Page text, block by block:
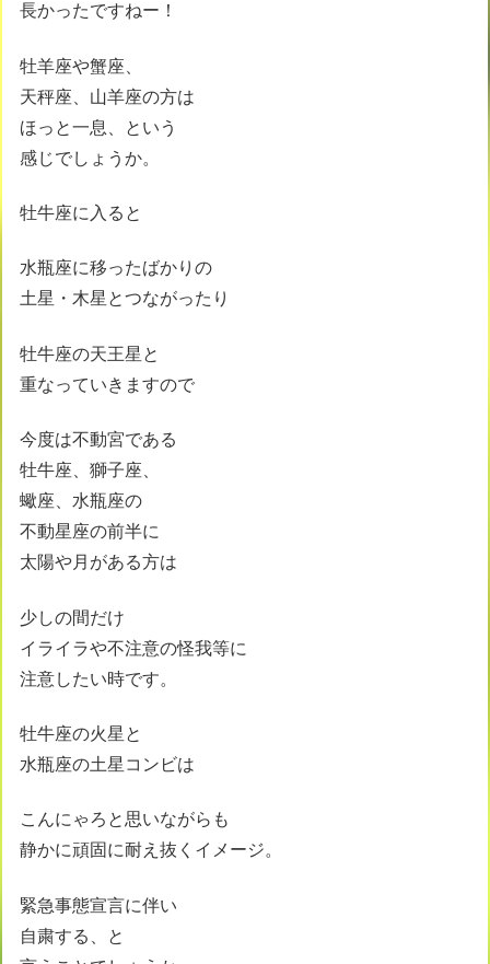
長かったですねー！
牡羊座や蟹座、
天秤座、山羊座の方は
ほっと一息、という
感じでしょうか。
牡牛座に入ると
水瓶座に移ったばかりの
土星・木星とつながったり
牡牛座の天王星と
重なっていきますので
今度は不動宮である
牡牛座、獅子座、
蠍座、水瓶座の
不動星座の前半に
太陽や月がある方は
少しの間だけ
イライラや不注意の怪我等に
注意したい時です。
牡牛座の火星と
水瓶座の土星コンビは
こんにゃろと思いながらも
静かに頑固に耐え抜くイメージ。
緊急事態宣言に伴い
自粛する、と